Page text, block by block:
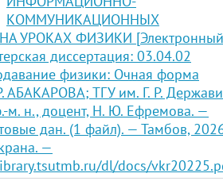
КОММУНИКАЦИОННЫХ
УРОКАХ ФИЗИКИ [Электронный
диссертация: 03.04.02
физики: Очная форма
АБАКАРОВА; ТГУ им. Г. Р.
м. н., доцент, Н. Ю. Ефремова. —
дан. (1 файл). — Тамбов,
—
dl/docs/